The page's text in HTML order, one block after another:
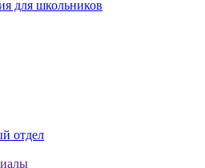
для школьников
отдел